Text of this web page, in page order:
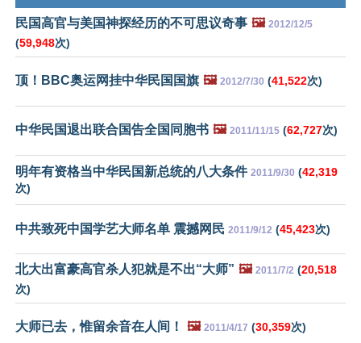
民国高官与美国神探经历的不可思议奇事 🖼️ 2012/12/5
(59,948次)
顶！BBC奥运网挂中华民国国旗 🖼️ 2012/7/30 (41,522次)
中华民国退出联合国告全国同胞书 🖼️ 2011/11/15 (62,727次)
明年有资格当中华民国新总统的八大条件 2011/9/30 (42,319
次)
中共致死中国学艺大师名单 震撼网民 2011/9/12 (45,423次)
北大出富豪高官杀人犯就是不出“大师” 🖼️ 2011/7/2 (20,518
次)
大师已去，惟留余音在人间！ 🖼️ 2011/4/17 (30,359次)